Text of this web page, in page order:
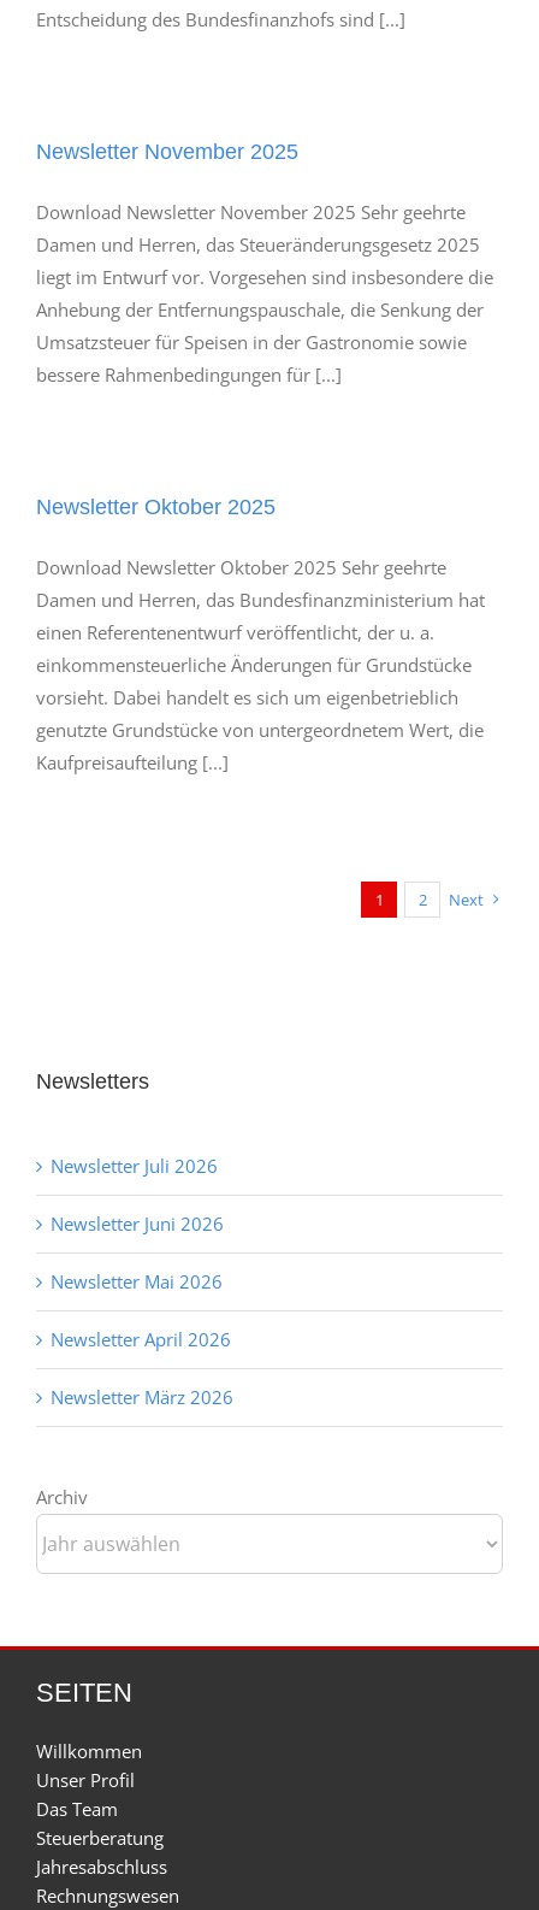
Entscheidung des Bundesfinanzhofs sind [...]
Newsletter November 2025
Download Newsletter November 2025 Sehr geehrte
Damen und Herren, das Steueränderungsgesetz 2025
liegt im Entwurf vor. Vorgesehen sind insbesondere die
Anhebung der Entfernungspauschale, die Senkung der
Umsatzsteuer für Speisen in der Gastronomie sowie
bessere Rahmenbedingungen für [...]
Newsletter Oktober 2025
Download Newsletter Oktober 2025 Sehr geehrte
Damen und Herren, das Bundesfinanzministerium hat
einen Referentenentwurf veröffentlicht, der u. a.
einkommensteuerliche Änderungen für Grundstücke
vorsieht. Dabei handelt es sich um eigenbetrieblich
genutzte Grundstücke von untergeordnetem Wert, die
Kaufpreisaufteilung [...]
1 2 Next
Newsletters
Newsletter Juli 2026
Newsletter Juni 2026
Newsletter Mai 2026
Newsletter April 2026
Newsletter März 2026
Archiv
SEITEN
Willkommen
Unser Profil
Das Team
Steuerberatung
Jahresabschluss
Rechnungswesen